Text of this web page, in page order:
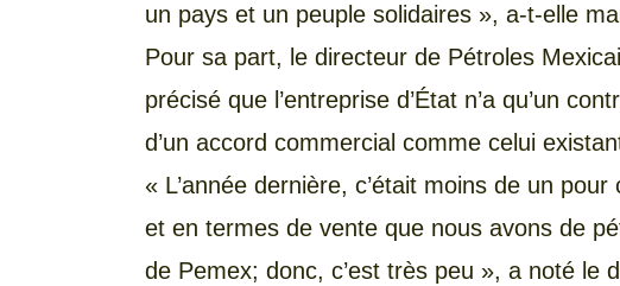
un pays et un peuple solidaires », a-t-elle
Pour sa part, le directeur de Pétroles
précisé que l’entreprise d’État n’a qu’un
d’un accord commercial comme celui
« L’année dernière, c’était moins de un
et en termes de vente que nous avons de
de Pemex; donc, c’est très peu », a noté le